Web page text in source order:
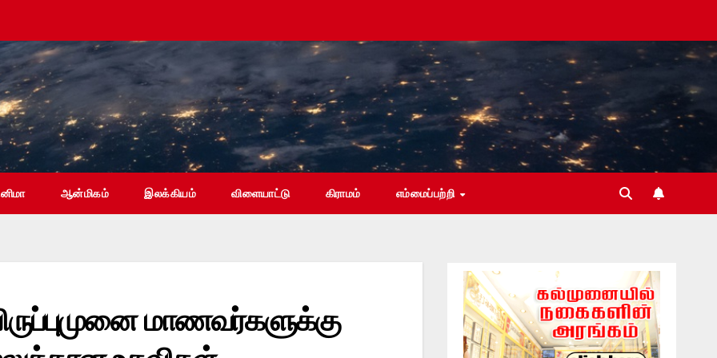
ஆன்மிகம் இலக்கியம் விளையாட்டு கிராமம் எம்மைப்பற்றி
மாணவர்களுக்கு